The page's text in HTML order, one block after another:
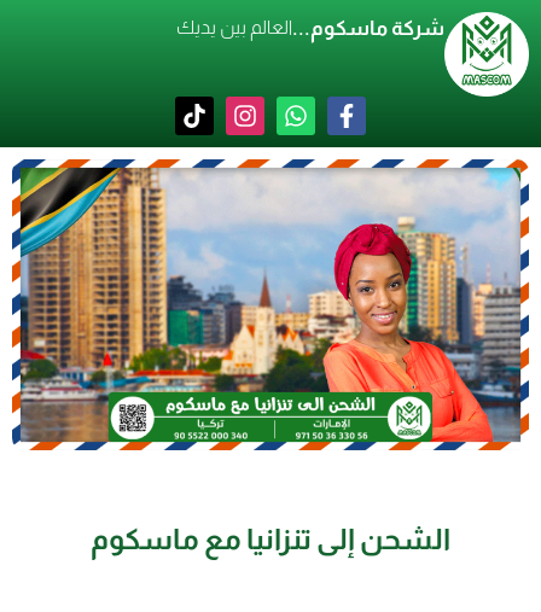
شركة ماسكوم...العالم بين يديك
الشحن إلى تنزانيا مع ماسكوم